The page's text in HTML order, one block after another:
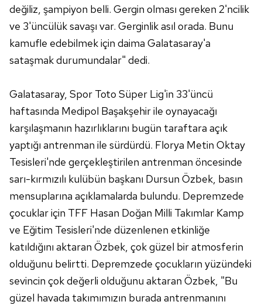
değiliz, şampiyon belli. Gergin olması gereken 2'ncilik
ve 3'üncülük savaşı var. Gerginlik asıl orada. Bunu
kamufle edebilmek için daima Galatasaray'a
sataşmak durumundalar" dedi.
Galatasaray, Spor Toto Süper Lig'in 33'üncü
haftasında Medipol Başakşehir ile oynayacağı
karşılaşmanın hazırlıklarını bugün taraftara açık
yaptığı antrenman ile sürdürdü. Florya Metin Oktay
Tesisleri'nde gerçekleştirilen antrenman öncesinde
sarı-kırmızılı kulübün başkanı Dursun Özbek, basın
mensuplarına açıklamalarda bulundu. Depremzede
çocuklar için TFF Hasan Doğan Milli Takımlar Kamp
ve Eğitim Tesisleri'nde düzenlenen etkinliğe
katıldığını aktaran Özbek, çok güzel bir atmosferin
olduğunu belirtti. Depremzede çocukların yüzündeki
sevincin çok değerli olduğunu aktaran Özbek, "Bu
güzel havada takımımızın burada antrenmanını